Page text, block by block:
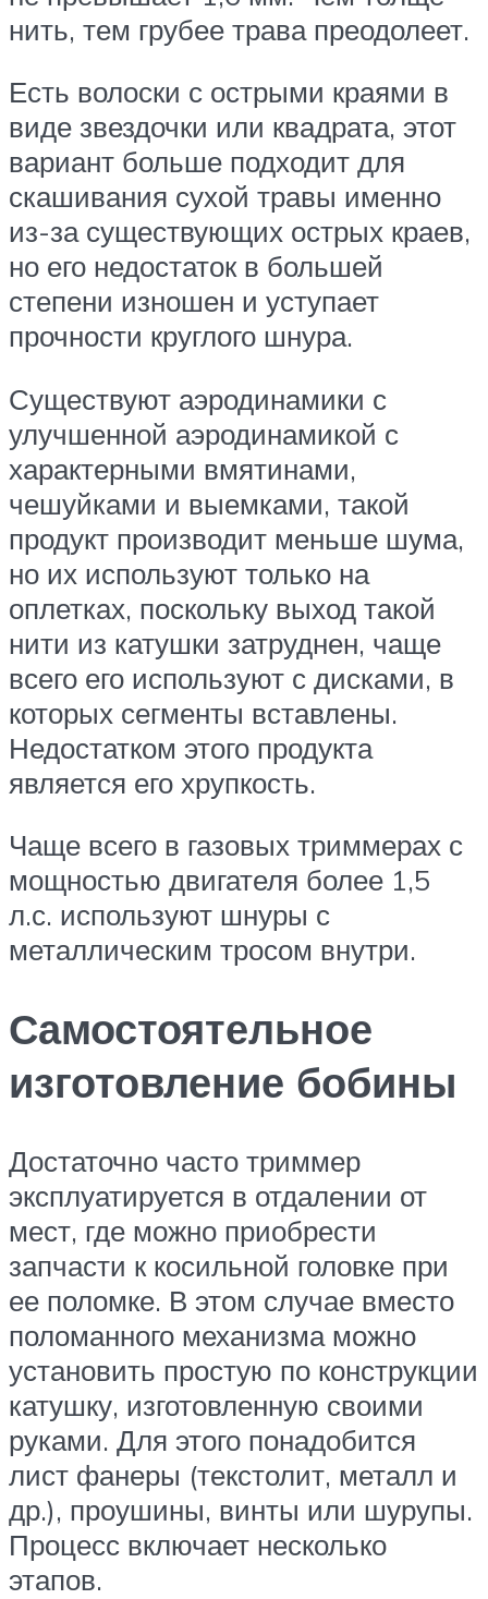
нить, тем грубее трава преодолеет.
Есть волоски с острыми краями в
виде звездочки или квадрата, этот
вариант больше подходит для
скашивания сухой травы именно
из-за существующих острых краев,
но его недостаток в большей
степени изношен и уступает
прочности круглого шнура.
Существуют аэродинамики с
улучшенной аэродинамикой с
характерными вмятинами,
чешуйками и выемками, такой
продукт производит меньше шума,
но их используют только на
оплетках, поскольку выход такой
нити из катушки затруднен, чаще
всего его используют с дисками, в
которых сегменты вставлены.
Недостатком этого продукта
является его хрупкость.
Чаще всего в газовых триммерах с
мощностью двигателя более 1,5
л.с. используют шнуры с
металлическим тросом внутри.
Самостоятельное
изготовление бобины
Достаточно часто триммер
эксплуатируется в отдалении от
мест, где можно приобрести
запчасти к косильной головке при
ее поломке. В этом случае вместо
поломанного механизма можно
установить простую по конструкции
катушку, изготовленную своими
руками. Для этого понадобится
лист фанеры (текстолит, металл и
др.), проушины, винты или шурупы.
Процесс включает несколько
этапов.